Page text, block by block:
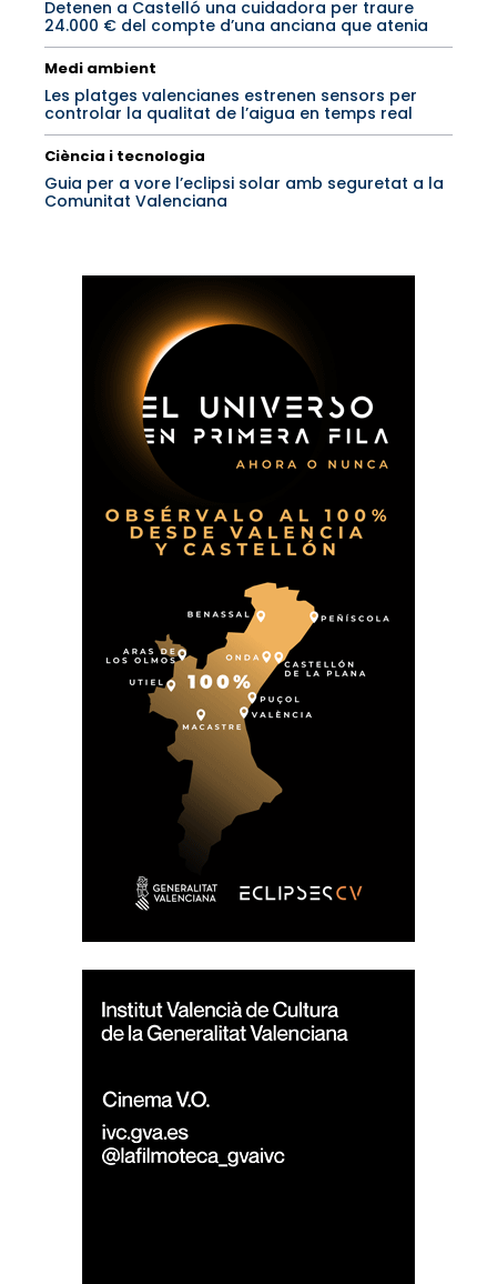
Detenen a Castelló una cuidadora per traure
24.000 € del compte d’una anciana que atenia
Medi ambient
Les platges valencianes estrenen sensors per
controlar la qualitat de l’aigua en temps real
Ciència i tecnologia
Guia per a vore l’eclipsi solar amb seguretat a la
Comunitat Valenciana